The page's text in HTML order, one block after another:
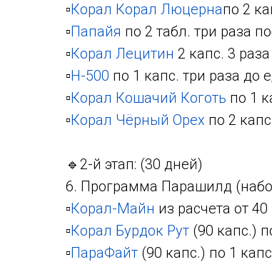
▫️Корал Корал Люцернапо 2
▫️Папайя по 2 табл. три раза
▫️Корал Лецитин 2 капс. 3
▫️Н-500 по 1 капс. три раза до
▫️Корал Кошачий Коготь по 1
▫️Корал Чёрный Орех по 2
🔹2-й этап: (30 дней)
6. Программа Парашилд
▫️Корал-Майн из расчета от
▫️Корал Бурдок Рут (90 капс.)
▫️ПараФайт (90 капс.) по 1